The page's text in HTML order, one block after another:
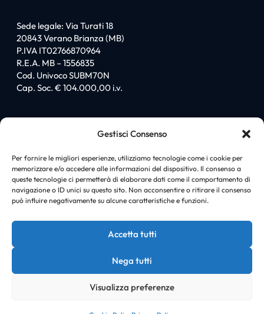
Gestisci Consenso
Per fornire le migliori esperienze, utilizziamo tecnologie come i cookie per
memorizzare e/o accedere alle informazioni del dispositivo. Il consenso a
queste tecnologie ci permetterà di elaborare dati come il comportamento di
navigazione o ID unici su questo sito. Non acconsentire o ritirare il consenso
può influire negativamente su alcune caratteristiche e funzioni.
Accetta tutti
Nega tutti
Visualizza preferenze
Sede legale: Via Turati 18
20843 Verano Brianza (MB)
P.IVA IT02766870964
R.E.A. MB – 1556835
Cod. Univoco SUBM70N
Cap. Soc. € 104.000,00 i.v.
Sitemap
Chi siamo
I love PromiGroup
Certificazioni
Soluzioni
© Copyright PromiGroup | Cookie policy